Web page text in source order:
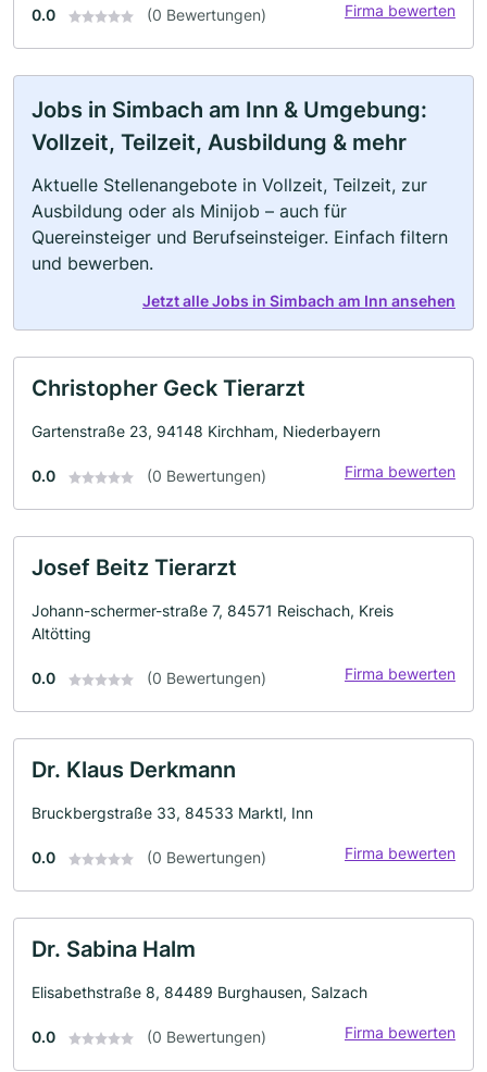
0.0 (0 Bewertungen) Firma bewerten
Jobs in Simbach am Inn & Umgebung:
Vollzeit, Teilzeit, Ausbildung & mehr
Aktuelle Stellenangebote in Vollzeit, Teilzeit, zur
Ausbildung oder als Minijob – auch für
Quereinsteiger und Berufseinsteiger. Einfach filtern
und bewerben.
Jetzt alle Jobs in Simbach am Inn ansehen
Christopher Geck Tierarzt
Gartenstraße 23, 94148 Kirchham, Niederbayern
0.0 (0 Bewertungen) Firma bewerten
Josef Beitz Tierarzt
Johann-schermer-straße 7, 84571 Reischach, Kreis
Altötting
0.0 (0 Bewertungen) Firma bewerten
Dr. Klaus Derkmann
Bruckbergstraße 33, 84533 Marktl, Inn
0.0 (0 Bewertungen) Firma bewerten
Dr. Sabina Halm
Elisabethstraße 8, 84489 Burghausen, Salzach
0.0 (0 Bewertungen) Firma bewerten